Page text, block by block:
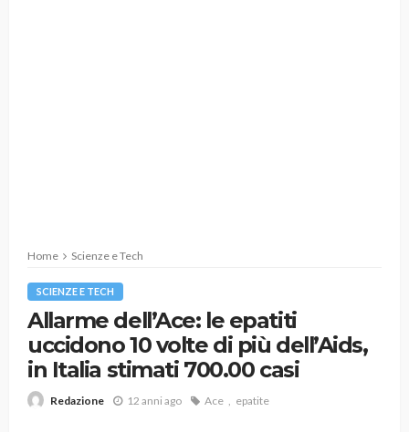
Home Scienze e Tech
SCIENZE E TECH
Allarme dell’Ace: le epatiti
uccidono 10 volte di più dell’Aids,
in Italia stimati 700.00 casi
Redazione 12 anni ago Ace epatite